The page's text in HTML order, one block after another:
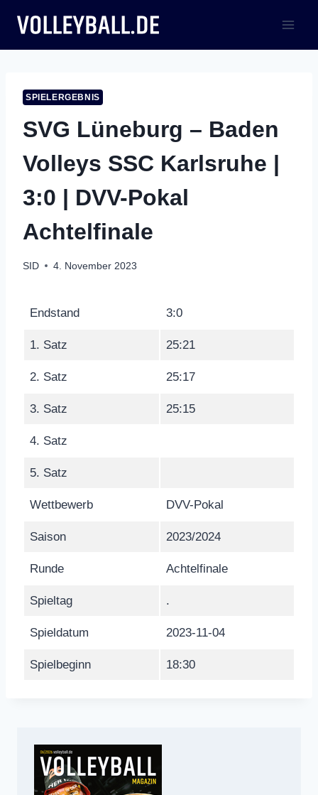
Inhalt
springen
SPIELERGEBNIS
SVG Lüneburg – Baden
Volleys SSC Karlsruhe |
3:0 | DVV-Pokal
Achtelfinale
SID 4. November 2023
Endstand 3:0
1. Satz 25:21
2. Satz 25:17
3. Satz 25:15
4. Satz
5. Satz
Wettbewerb DVV-Pokal
Saison 2023/2024
Runde Achtelfinale
Spieltag .
Spieldatum 2023-11-04
Spielbeginn 18:30